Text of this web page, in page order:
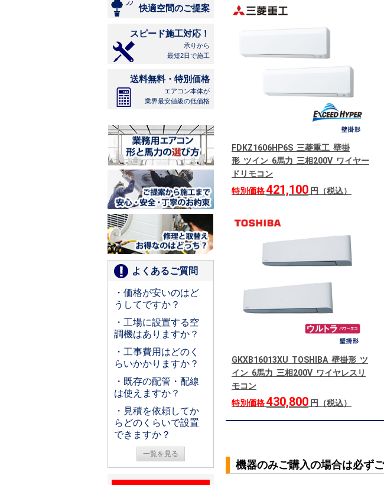
快適空間のご提案
スピード施工対応！
承りから
最短2日で施工
送料無料・特別価格
エアコン本体が
業界最安値級の低価格
よくあるご質問
・価格が安いのはど
うしてですか？
・工場に設置する空
調機はありますか？
・工事費用はどのく
らいかかりますか？
・既存の配管・配線
は使えますか？
・見積を依頼してか
らどのくらいで設置
できますか？
一覧を見る
FDKZ1606HP6S 三菱重工 壁掛
形 ツイン 6馬力 三相200V ワイヤー
ドリモコン
特別価格421,100 円（税込）
GKXB16013XU TOSHIBA 壁掛形 ツ
イン 6馬力 三相200V ワイヤレスリ
モコン
特別価格430,800 円（税込）
機器のみご購入の場合は必ず